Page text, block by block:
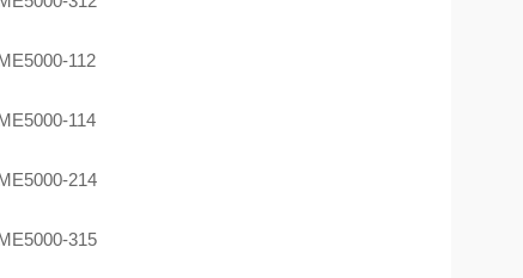
112
114
214
315